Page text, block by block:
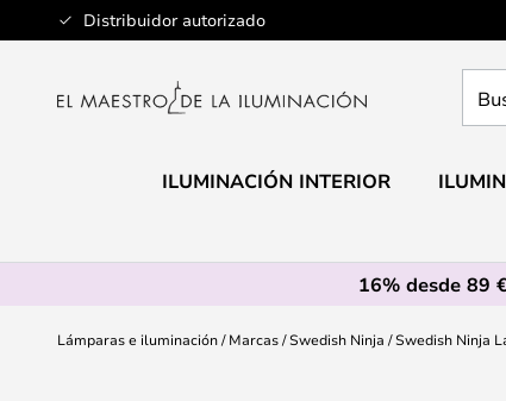
Distribuidor autorizado
Ir
al
aquí
ILUMINACIÓN INTERIOR
16% desde 89
Lámparas e iluminación Marcas Swedish Ninja Swedish Ninja